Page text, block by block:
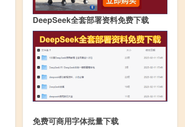
DeepSeek全套部署资料免费下载
免费可商用字体批量下载